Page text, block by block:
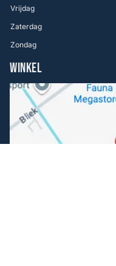
Vrijdag
Zaterdag
Zondag
WINKEL